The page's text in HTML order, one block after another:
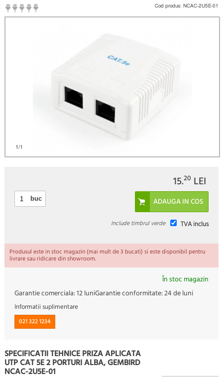
1/1
(
Cod produs: NCAC-2U5E-01
15.20 LEI
buc
TVA inclus
Include timbrul verde
Produsul este in stoc magazin (mai mult de 3 bucati) si este disponibil pentru
livrare sau ridicare din showroom.
În stoc magazin
Garantie comerciala:12 luniGarantie conformitate:24 de luni
Informatii suplimentare
021 322 1234
SPECIFICATII TEHNICE PRIZA APLICATA
UTP CAT 5E 2 PORTURI ALBA, GEMBIRD
NCAC-2U5E-01